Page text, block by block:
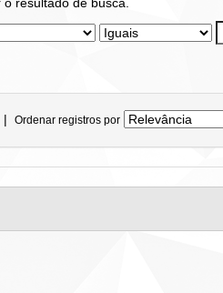
| Ordenar registros por